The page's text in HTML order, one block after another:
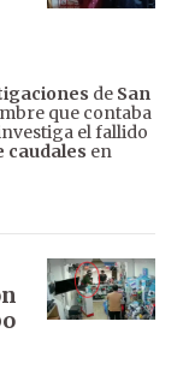
de San
que contaba
el fallido
caudales en